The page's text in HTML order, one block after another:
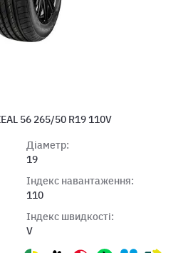
56 265/50 R19 110V
Діаметр:
19
Індекс навантаження:
110
Індекс швидкості:
V